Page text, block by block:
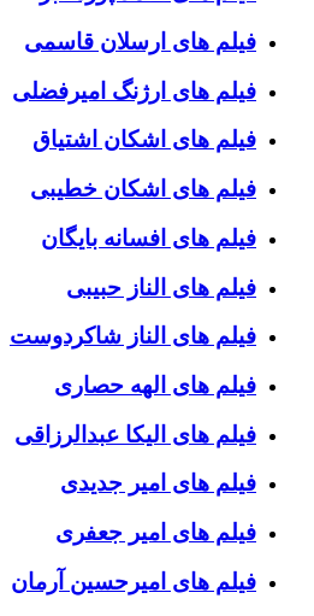
فیلم های ارسلان قاسمی
فیلم های ارژنگ امیرفضلی
فیلم های اشکان اشتیاق
فیلم های اشکان خطیبی
فیلم های افسانه بایگان
فیلم های الناز حبیبی
فیلم های الناز شاکردوست
فیلم های الهه حصاری
فیلم های الیکا عبدالرزاقی
فیلم های امیر جدیدی
فیلم های امیر جعفری
فیلم های امیرحسین آرمان